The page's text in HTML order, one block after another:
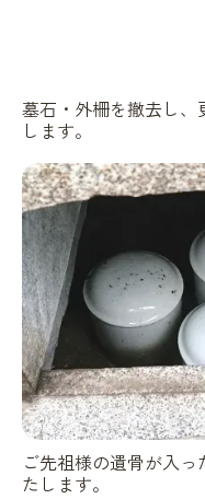
墓石・外柵を撤去し、
します。
ご先祖様の遺骨が入
たします。